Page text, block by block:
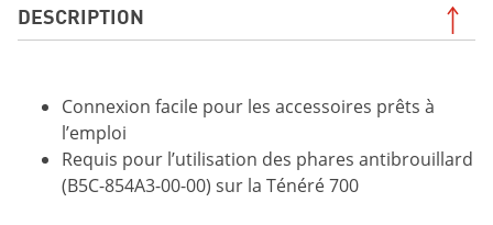
DESCRIPTION
Connexion facile pour les accessoires prêts à
l’emploi
Requis pour l’utilisation des phares antibrouillard
(B5C-854A3-00-00) sur la Ténéré 700